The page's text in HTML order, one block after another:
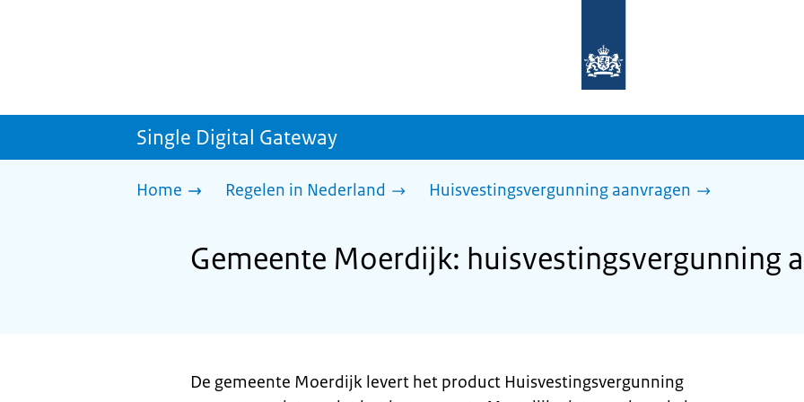
homepage
sdg.rijksoverheid.nl
Single Digital Gateway
Home Regelen in Nederland Huisvestingsvergunning aanvragen
Gemeente Moerdijk: huisvestingsvergunning
De gemeente Moerdijk levert het product Huisvestingsvergunning